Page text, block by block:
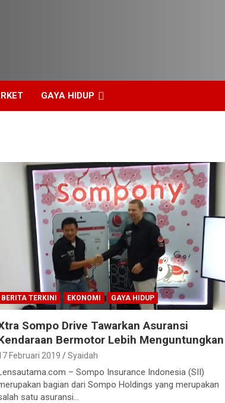
GAYA HIDUP
BERITA TERKINI EKONOMI GAYA HIDUP
Sompo Drive Tawarkan Asuransi
Bermotor Lebih Menguntungkan
Februari 2019 Syaidah
– Sompo Insurance Indonesia (SII)
bagian dari Sompo Holdings yang merupakan
satu asuransi…